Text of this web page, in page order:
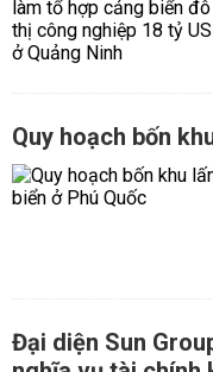
Quy hoạch bốn
Đại diện Sun